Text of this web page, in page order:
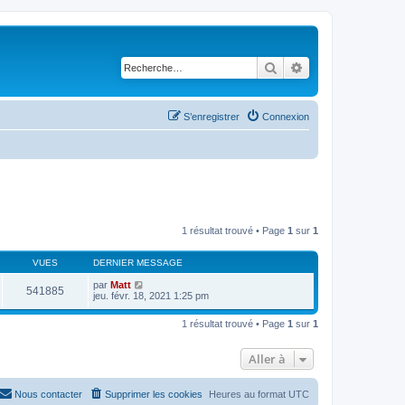
Rechercher
Connexion
S’enregistrer
1 résultat trouvé • Page 1 sur 1
VUES DERNIER MESSAGE
541885 par Matt
jeu. févr. 18, 2021 1:25 pm
1 résultat trouvé • Page 1 sur 1
Aller à
Heures au format UTC
Supprimer les cookies
Nous contacter